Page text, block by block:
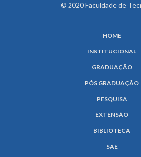
© 2020 Faculdade de
HOME
INSTITUCIONAL
GRADUAÇÃO
PÓS GRADUAÇÃO
PESQUISA
EXTENSÃO
BIBLIOTECA
SAE